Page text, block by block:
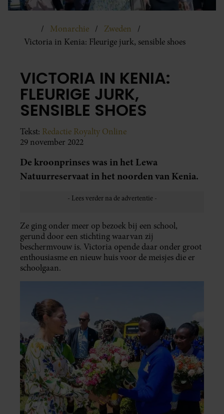
Monarchie
Zweden
Victoria in Kenia: Fleurige jurk, sensible shoes
VICTORIA IN KENIA:
FLEURIGE JURK,
SENSIBLE SHOES
Tekst: Redactie Royalty Online
29 november 2022
De kroonprinses was in het Lewa
Natuurreservaat in het noorden van Kenia.
Ze ging onder meer op bezoek bij een school,
gerund door een stichting waarvan zij
beschermvouw is. Victoria opende daar onder groot
enthousiasme en nieuw huis voor de meisjes die er
schoolgaan.